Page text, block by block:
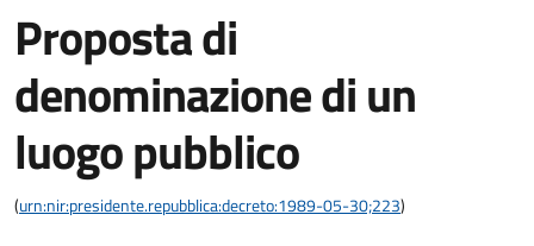
Proposta di
denominazione di un
luogo pubblico
(urn:nir:presidente.repubblica:decreto:1989-05-30;223)